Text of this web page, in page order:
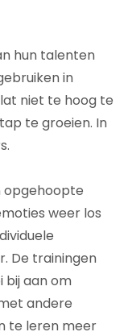
hun talenten
in
niet te hoog te
te groeien. In
opgehoopte
weer los
De trainingen
bij aan om
andere
te leren meer